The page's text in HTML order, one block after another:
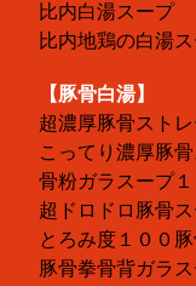
比内白湯スープ
比内地鶏の白湯
【豚骨白湯】
超濃厚豚骨スト
こってり濃厚豚
骨粉ガラスープ１
超ドロドロ豚骨
とろみ度１００
豚骨拳骨背ガラス